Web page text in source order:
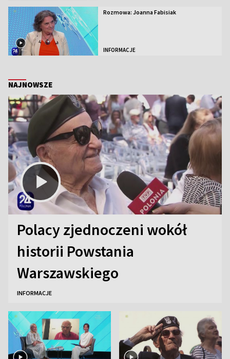
Rozmowa: Joanna Fabisiak
INFORMACJE
NAJNOWSZE
Polacy zjednoczeni wokół
historii Powstania
Warszawskiego
INFORMACJE